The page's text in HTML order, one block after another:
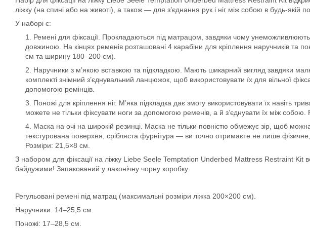
ліжку (на спині або на животі), а також — для з’єднання рук і ніг між собою в будь-якій
У наборі є:
Ремені для фіксації. Прокладаються під матрацом, завдяки чому
довжиною. На кінцях ременів розташовані 4 карабіни для кріплення наручників та
см та ширину 180–200 см).
Наручники з м’якою вставкою та підкладкою. Мають шикарний вигляд завдяки
комплекті знімний з’єднувальний ланцюжок, щоб використовувати їх для вільної
допомогою ремінців.
Поножі для кріплення ніг. М’яка підкладка дає змогу використовувати їх навіть
можете не тільки фіксувати ноги за допомогою ременів, а й з’єднувати їх між
Маска на очі на широкій резинці. Маска не тільки повністю обмежує зір, щоб
текстурована поверхня, срібляста фурнітура — ​​ви точно отримаєте не лише
Розміри: 21,5×8 см.
З набором для фіксації на ліжку Liebe Seele Temptation Underbed Mattress Restraint Kit
байдужими! Запакований у лаконічну чорну коробку.
Регульовані ремені під матрац (максимальні розміри ліжка 200×200 см).
Наручники: 14–25,5 см.
Поножі: 17–28,5 см.